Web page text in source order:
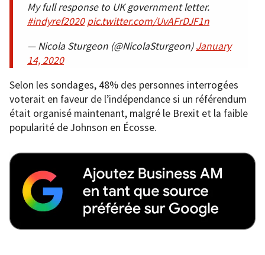
My full response to UK government letter.
#indyref2020 pic.twitter.com/UvAFrDJF1n
— Nicola Sturgeon (@NicolaSturgeon)January
14, 2020
Selon les sondages, 48% des personnes interrogées
voterait en faveur de l’indépendance si un référendum
était organisé maintenant, malgré le Brexit et la faible
popularité de Johnson en Écosse.